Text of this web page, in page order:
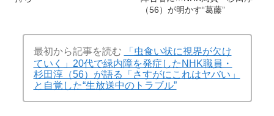
（56）が明かす“葛藤”
最初から記事を読む
「虫食い状に視界が欠け
ていく」20代で緑内障を発症したNHK職員・
杉田淳（56）が語る「さすがにこれはヤバい」
と自覚した“生放送中のトラブル”